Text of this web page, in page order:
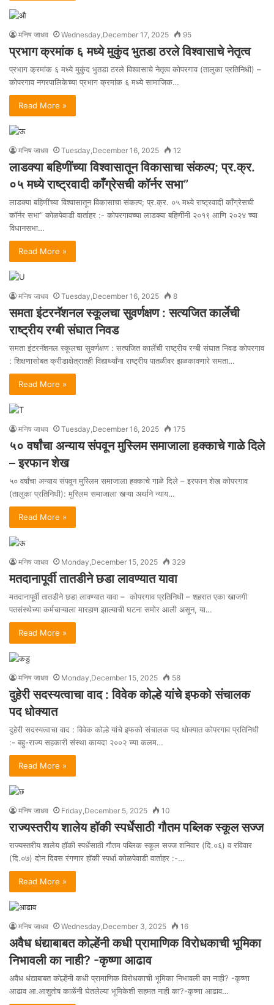
मनिष जाधव Wednesday,December 17, 2025 95
प्रभाग क्रमांक ६ मध्ये मुकुंद भुतडा ठरले विश्वासाचे नेतृत्व
प्रभाग क्रमांक ६ मध्ये मुकुंद भुतडा ठरले विश्वासाचे नेतृत्व कोपरगाव (तालुका प्रतिनिधी) –
कोपरगाव नगरपालिकेच्या प्रभाग क्रमांक ६ मध्ये सामाजिक…
Read More »
मनिष जाधव Tuesday,December 16, 2025 12
लाडक्या बहिणींच्या विश्वासातून विकासाचा संकल्प; प्र.क्र.
०५ मध्ये राष्ट्रवादी काँग्रेसची कॉर्नर सभा”
लाडक्या बहिणींच्या विश्वासातून विकासाचा संकल्प; प्र.क्र. ०५ मध्ये राष्ट्रवादी काँग्रेसची
कॉर्नर सभा” कोळपेवाडी वार्ताहर :- कोपरगावच्या लाडक्या बहिणींनी २०१९ आणि २०२४ च्या
विधानसभा…
Read More »
मनिष जाधव Tuesday,December 16, 2025 8
समता इंटरनॅशनल स्कूलचा सुवर्णक्षण : सत्यजित कार्लेची
राष्ट्रीय रग्बी संघात निवड
समता इंटरनॅशनल स्कूलचा सुवर्णक्षण : सत्यजित कार्लेची राष्ट्रीय रग्बी संघात निवड कोपरगाव
: शिक्षणासोबत क्रीडाक्षेत्रातही विद्यार्थ्यांना राष्ट्रीय पातळीवर झळकावणारे समता…
Read More »
मनिष जाधव Tuesday,December 16, 2025 175
५० वर्षांचा अन्याय संपवून मुस्लिम समाजाला हक्काचे गाळे दिले
– इरफान शेख
५० वर्षांचा अन्याय संपवून मुस्लिम समाजाला हक्काचे गाळे दिले – इरफान शेख कोपरगाव
(तालुका प्रतिनिधी): मुस्लिम समाजाला खऱ्या अर्थाने न्याय…
Read More »
मनिष जाधव Monday,December 15, 2025 329
मतदानापूर्वी तातडीने छडा लावण्यात यावा
मतदानापूर्वी तातडीने छडा लावण्यात यावा – कोपरगाव प्रतिनिधी – शहरात एका खाजगी
पतसंस्थेच्या कर्मचाऱ्याला मारहाण झाल्याची घटना समोर आली असून, या…
Read More »
मनिष जाधव Monday,December 15, 2025 58
दुहेरी सदस्यत्वाचा वाद : विवेक कोल्हे यांचे इफको संचालक
पद धोक्यात
दुहेरी सदस्यत्वाचा वाद : विवेक कोल्हे यांचे इफको संचालक पद धोक्यात कोपरगाव प्रतिनिधी
:- बहु-राज्य सहकारी संस्था कायदा २००२ च्या कलम…
Read More »
मनिष जाधव Friday,December 5, 2025 10
राज्यस्तरीय शालेय हॉकी स्पर्धेसाठी गौतम पब्लिक स्कूल सज्ज
राज्यस्तरीय शालेय हॉकी स्पर्धेसाठी गौतम पब्लिक स्कूल सज्ज शनिवार (दि.०६) व रविवार
(दि.०७) दोन दिवस रंगणार हॉकी स्पर्धा कोळपेवाडी वार्ताहर :-…
Read More »
मनिष जाधव Wednesday,December 3, 2025 16
अवैध धंद्याबाबत कोल्हेंनी कधी प्रामाणिक विरोधकाची भूमिका
निभावली का नाही? -कृष्णा आढाव
अवैध धंद्याबाबत कोल्हेंनी कधी प्रामाणिक विरोधकाची भूमिका निभावली का नाही? -कृष्णा
आढाव आ.आशुतोष काळेंनी घेतलेल्या भूमिकेशी सहमत नाही का?-कृष्णा आढाव…